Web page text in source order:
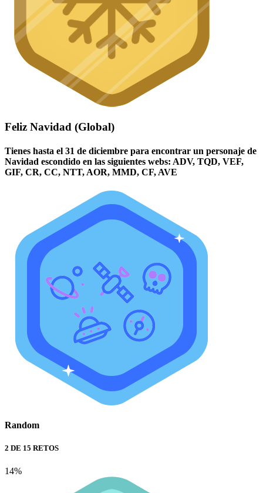
Feliz Navidad (Global)
Tienes hasta el 31 de diciembre para encontrar un personaje de
Navidad escondido en las siguientes webs: ADV, TQD, VEF,
GIF, CR, CC, NTT, AOR, MMD, CF, AVE
Random
2 DE 15 RETOS
14%